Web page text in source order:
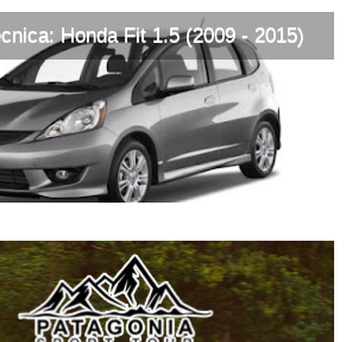
Honda Fit 1.5 (2009 - 2015)